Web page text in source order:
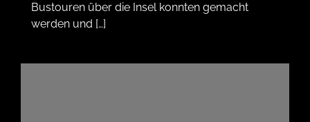
Bustouren über die Insel konnten gemacht
werden und […]